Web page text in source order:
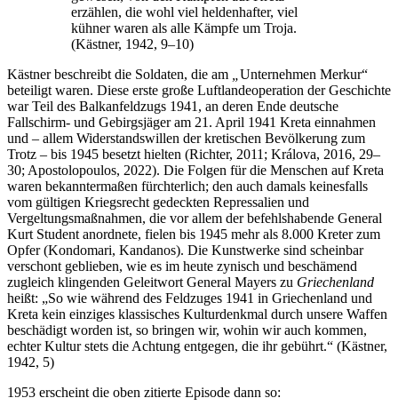
erzählen, die wohl viel heldenhafter, viel
kühner waren als alle Kämpfe um Troja.
(Kästner, 1942, 9–10)
Kästner beschreibt die Soldaten, die am
Unternehmen Merkur“
beteiligt waren. Diese erste große Luftlandeoperation der Geschichte
war Teil des Balkanfeldzugs 1941, an deren Ende deutsche
Fallschirm- und Gebirgsjäger am 21. April 1941 Kreta einnahmen
und – allem Widerstandswillen der kretischen Bevölkerung zum
Trotz – bis 1945 besetzt hielten (Richter, 2011; Králova, 2016, 29–
30; Apostolopoulos, 2022). Die Folgen für die Menschen auf Kreta
waren bekanntermaßen fürchterlich; den auch damals keinesfalls
vom gültigen Kriegsrecht gedeckten Repressalien und
Vergeltungsmaßnahmen, die vor allem der befehlshabende General
Kurt Student anordnete, fielen bis 1945 mehr als 8.000 Kreter zum
Opfer (Kondomari, Kandanos). Die Kunstwerke sind scheinbar
verschont geblieben, wie es im heute zynisch und beschämend
zugleich klingenden Geleitwort General Mayers zu Griechenland
heißt: „So wie während des Feldzuges 1941 in Griechenland und
Kreta kein einziges klassisches Kulturdenkmal durch unsere Waffen
beschädigt worden ist, so bringen wir, wohin wir auch kommen,
echter Kultur stets die Achtung entgegen, die ihr gebührt.“ (Kästner,
1942, 5)
1953 erscheint die oben zitierte Episode dann so: